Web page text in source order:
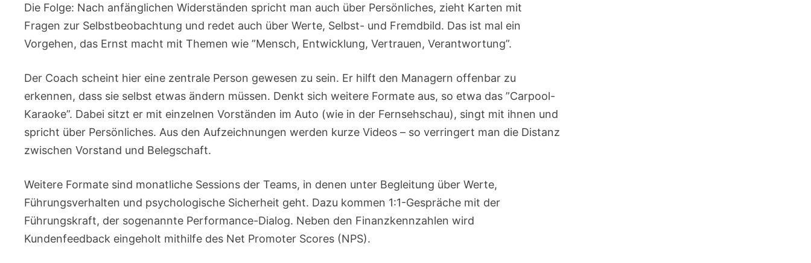
Die Folge: Nach anfänglichen Widerständen spricht man auch über Persönliches, zieht Karten mit
Fragen zur Selbstbeobachtung und redet auch über Werte, Selbst- und Fremdbild. Das ist mal ein
Vorgehen, das Ernst macht mit Themen wie ”Mensch, Entwicklung, Vertrauen, Verantwortung”.
Der Coach scheint hier eine zentrale Person gewesen zu sein. Er hilft den Managern offenbar zu
erkennen, dass sie selbst etwas ändern müssen. Denkt sich weitere Formate aus, so etwa das ”Carpool-
Karaoke”. Dabei sitzt er mit einzelnen Vorständen im Auto (wie in der Fernsehschau), singt mit ihnen und
spricht über Persönliches. Aus den Aufzeichnungen werden kurze Videos – so verringert man die Distanz
zwischen Vorstand und Belegschaft.
Weitere Formate sind monatliche Sessions der Teams, in denen unter Begleitung über Werte,
Führungsverhalten und psychologische Sicherheit geht. Dazu kommen 1:1-Gespräche mit der
Führungskraft, der sogenannte Performance-Dialog. Neben den Finanzkennzahlen wird
Kundenfeedback eingeholt mithilfe des Net Promoter Scores (NPS).